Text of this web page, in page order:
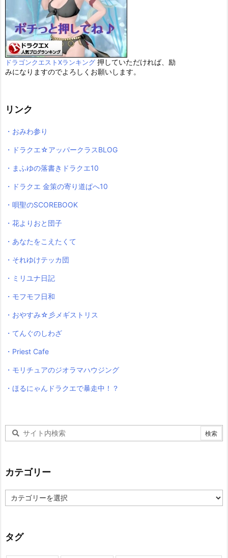
ドラゴンクエストXランキング 押していただければ、励
みになりますのでよろしくお願いします。
リンク
・おみわ参り
・ドラクエ☆アッパークラスBLOG
・まふゆの落書きドラクエ10
・ドラクエ 金策の寄り道ぱへ10
・唄聖のSCOREBOOK
・花よりおと団子
・あなたをこえたくて
・それゆけテッカ団
・ミリユナ日記
・モフモフ日和
・おやすみ☆彡メギストリス
・てんぐのしわざ
・Priest Cafe
・モリチュアのジオラマハウジング
・ほるにゃんドラクエで暴走中！？
カテゴリー
テ
ー
タグ